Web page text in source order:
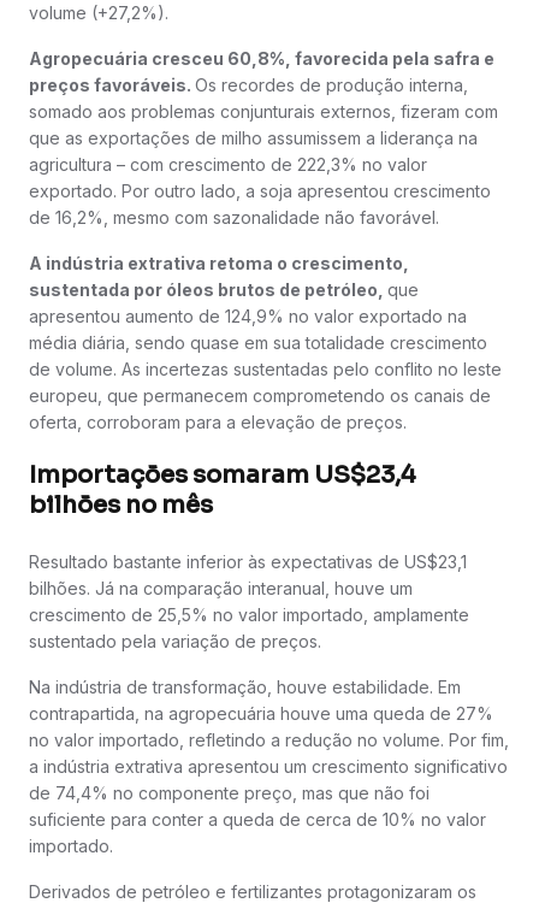
volume (+27,2%).
Agropecuária cresceu 60,8%, favorecida pela safra e
preços favoráveis. Os recordes de produção interna,
somado aos problemas conjunturais externos, fizeram com
que as exportações de milho assumissem a liderança na
agricultura – com crescimento de 222,3% no valor
exportado. Por outro lado, a soja apresentou crescimento
de 16,2%, mesmo com sazonalidade não favorável.
A indústria extrativa retoma o crescimento,
sustentada por óleos brutos de petróleo, que
apresentou aumento de 124,9% no valor exportado na
média diária, sendo quase em sua totalidade crescimento
de volume. As incertezas sustentadas pelo conflito no leste
europeu, que permanecem comprometendo os canais de
oferta, corroboram para a elevação de preços.
Importações somaram US$23,4
bilhões no mês
Resultado bastante inferior às expectativas de US$23,1
bilhões. Já na comparação interanual, houve um
crescimento de 25,5% no valor importado, amplamente
sustentado pela variação de preços.
Na indústria de transformação, houve estabilidade. Em
contrapartida, na agropecuária houve uma queda de 27%
no valor importado, refletindo a redução no volume. Por fim,
a indústria extrativa apresentou um crescimento significativo
de 74,4% no componente preço, mas que não foi
suficiente para conter a queda de cerca de 10% no valor
importado.
Derivados de petróleo e fertilizantes protagonizaram os